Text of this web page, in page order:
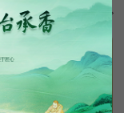
更多